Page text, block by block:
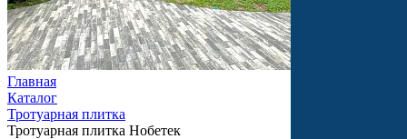
Главная
Каталог
Тротуарная плитка
Тротуарная плитка Нобетек